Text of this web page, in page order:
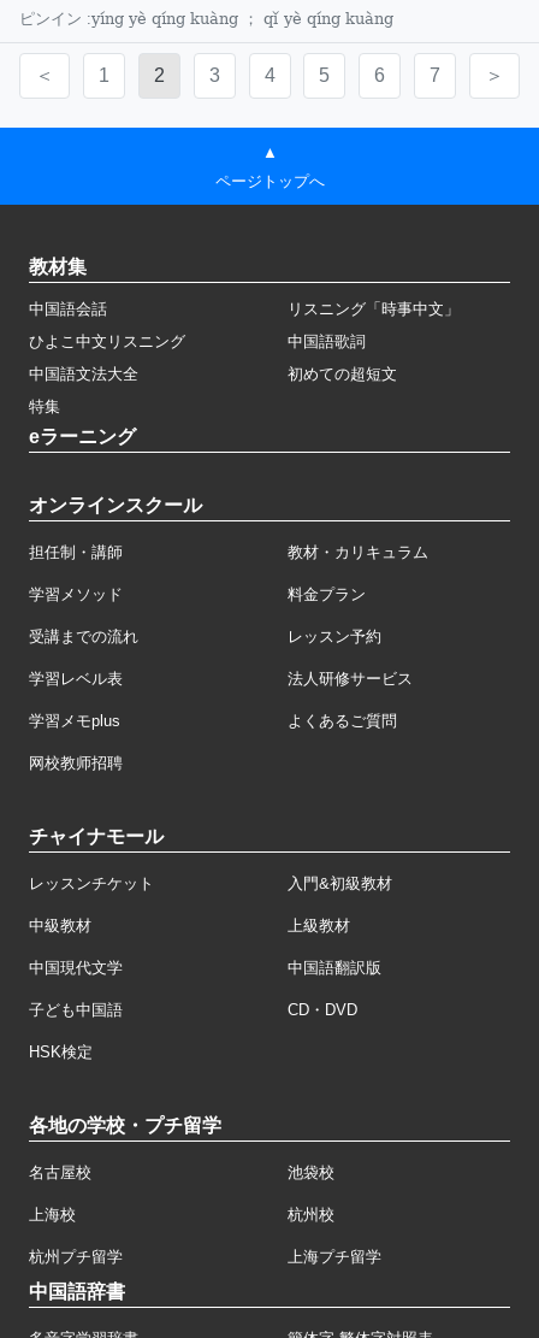
ピンイン :yíng yè qíng kuàng ； qǐ yè qíng kuàng
＜ 1 2 3 4 5 6 7 ＞
▲
ページトップへ
教材集
中国語会話
リスニング「時事中文」
ひよこ中文リスニング
中国語歌詞
中国語文法大全
初めての超短文
特集
eラーニング
オンラインスクール
担任制・講師 教材・カリキュラム
学習メソッド 料金プラン
受講までの流れ レッスン予約
学習レベル表 法人研修サービス
学習メモplus よくあるご質問
网校教师招聘
チャイナモール
レッスンチケット 入門&初級教材
中級教材 上級教材
中国現代文学 中国語翻訳版
子ども中国語 CD・DVD
HSK検定
各地の学校・プチ留学
名古屋校 池袋校
上海校 杭州校
杭州プチ留学 上海プチ留学
中国語辞書